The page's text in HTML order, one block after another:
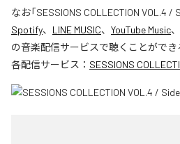
なお「SESSIONS COLLECTION VOL.4 /
Spotify、 LINE MUSIC、 YouTube Music、
の音楽配信サービスで聴くことができ
各配信サービス： SESSIONS